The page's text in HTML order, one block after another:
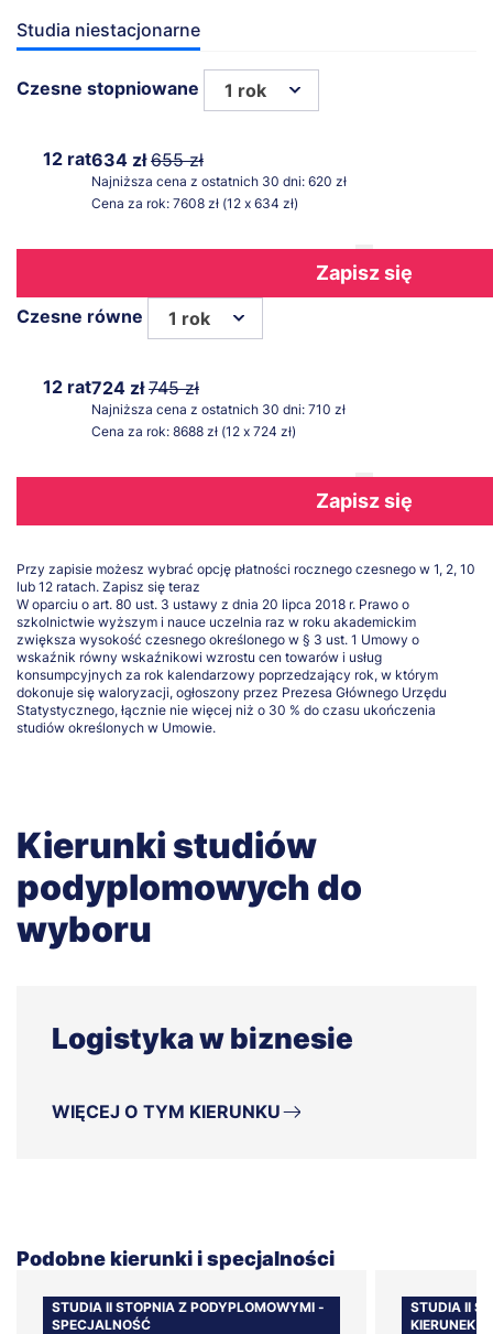
Studia niestacjonarne
Czesne stopniowane 1 rok
12 rat634 zł655 zł
Najniższa cena z ostatnich 30 dni: 620 zł
Cena za rok: 7608 zł (12 x 634 zł)
Zapisz się
Czesne równe 1 rok
12 rat724 zł745 zł
Najniższa cena z ostatnich 30 dni: 710 zł
Cena za rok: 8688 zł (12 x 724 zł)
Zapisz się
Przy zapisie możesz wybrać opcję płatności rocznego czesnego w 1, 2, 10
lub 12 ratach. Zapisz się teraz
W oparciu o art. 80 ust. 3 ustawy z dnia 20 lipca 2018 r. Prawo o
szkolnictwie wyższym i nauce uczelnia raz w roku akademickim
zwiększa wysokość czesnego określonego w § 3 ust. 1 Umowy o
wskaźnik równy wskaźnikowi wzrostu cen towarów i usług
konsumpcyjnych za rok kalendarzowy poprzedzający rok, w którym
dokonuje się waloryzacji, ogłoszony przez Prezesa Głównego Urzędu
Statystycznego, łącznie nie więcej niż o 30 % do czasu ukończenia
studiów określonych w Umowie.
Kierunki studiów
podyplomowych do
wyboru
Logistyka w biznesie
WIĘCEJ O TYM KIERUNKU
Podobne kierunki i specjalności
STUDIA II STOPNIA Z PODYPLOMOWYMI -
SPECJALNOŚĆ
STUDIA II
KIERUNEK